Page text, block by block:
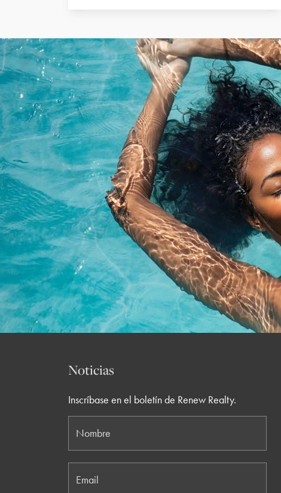
Noticias
Inscríbase en el boletín de Renew Realty.
Nombre
Email